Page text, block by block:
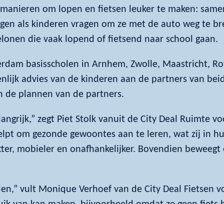
om lopen en fietsen leuker te maken:
als kinderen vragen om ze met de auto weg te
die vaak lopend of fietsend naar school gaan.
basisscholen in Arnhem, Zwolle, Maastricht,
advies van de kinderen aan de partners van
plannen van de partners.
zegt Piet Stolk vanuit de City Deal Ruimte
om gezonde gewoontes aan te leren, wat zij in
mobieler en onafhankelijker. Bovendien
vult Monique Verhoef van de City Deal Fietsen